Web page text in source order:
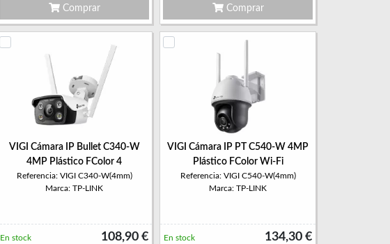
Comprar Comprar
VIGI Cámara IP Bullet C340-W
4MP Plástico FColor 4
Referencia: VIGI C340-W(4mm)
Marca: TP-LINK
108,90 €
En stock
VIGI Cámara IP PT C540-W 4MP
Plástico FColor Wi-Fi
Referencia: VIGI C540-W(4mm)
Marca: TP-LINK
134,30 €
En stock